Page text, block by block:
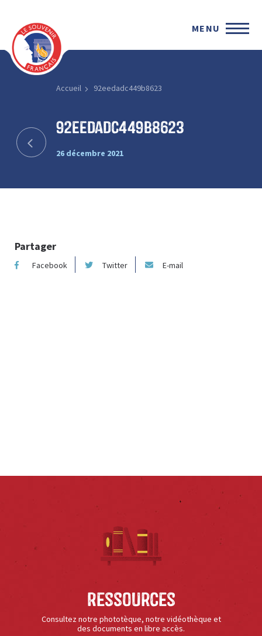
MENU
Accueil 92eedadc449b8623
92eedadc449b8623
26 décembre 2021
Partager
Facebook Twitter E-mail
Ressources
Consultez notre phototèque, notre vidéothèque et
des documents en libre accès.